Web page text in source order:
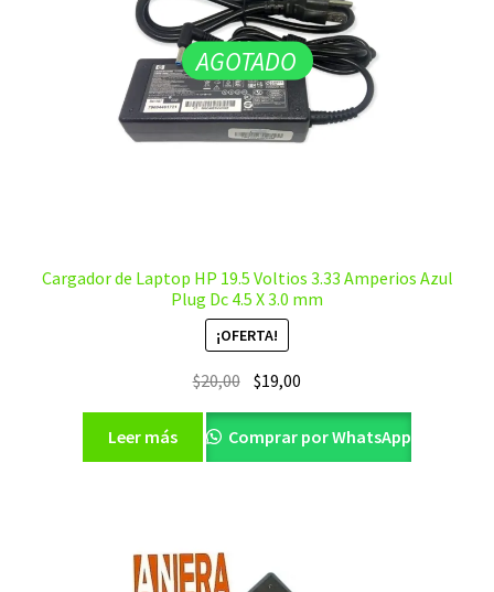
AGOTADO
Cargador de Laptop HP 19.5 Voltios 3.33 Amperios Azul
Plug Dc 4.5 X 3.0 mm
¡OFERTA!
$20,00 El
original
era:
$19,00
actual
es:
Leer más Comprar por WhatsApp